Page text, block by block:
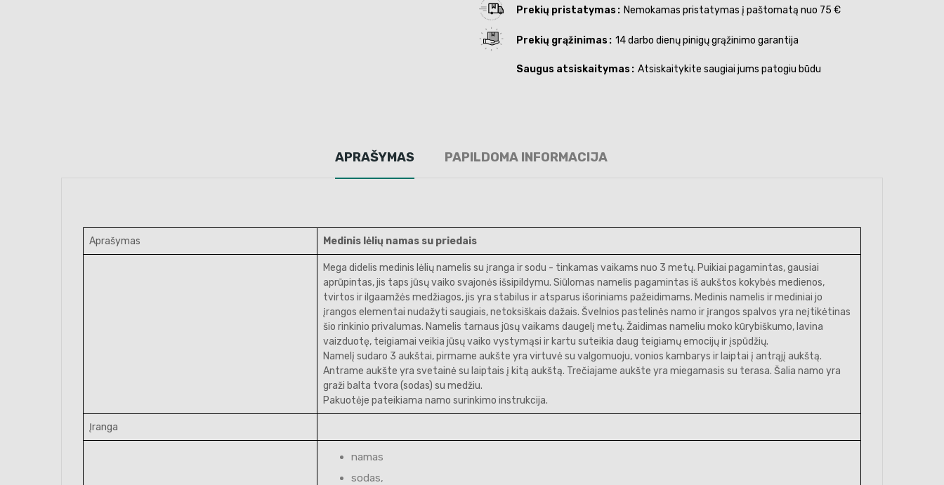
Prekių pristatymas Nemokamas pristatymas į paštomatą nuo 75 €
Prekių grąžinimas 14 darbo dienų pinigų grąžinimo garantija
Saugus atsiskaitymas Atsiskaitykite saugiai jums patogiu būdu
APRAŠYMAS PAPILDOMA INFORMACIJA
Aprašymas Medinis lėlių namas su priedais
Mega didelis medinis lėlių namelis su įranga ir sodu - tinkamas vaikams nuo 3 metų. Puikiai pagamintas, gausiai
aprūpintas, jis taps jūsų vaiko svajonės išsipildymu. Siūlomas namelis pagamintas iš aukštos kokybės medienos,
tvirtos ir ilgaamžės medžiagos, jis yra stabilus ir atsparus išoriniams pažeidimams. Medinis namelis ir mediniai jo
įrangos elementai nudažyti saugiais, netoksiškais dažais. Švelnios pastelinės namo ir įrangos spalvos yra neįtikėtinas
šio rinkinio privalumas. Namelis tarnaus jūsų vaikams daugelį metų. Žaidimas nameliu moko kūrybiškumo, lavina
vaizduotę, teigiamai veikia jūsų vaiko vystymąsi ir kartu suteikia daug teigiamų emocijų ir įspūdžių.
Namelį sudaro 3 aukštai, pirmame aukšte yra virtuvė su valgomuoju, vonios kambarys ir laiptai į antrąjį aukštą.
Antrame aukšte yra svetainė su laiptais į kitą aukštą. Trečiajame aukšte yra miegamasis su terasa. Šalia namo yra
graži balta tvora (sodas) su medžiu.
Pakuotėje pateikiama namo surinkimo instrukcija.
Įranga
namas
sodas,